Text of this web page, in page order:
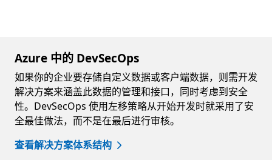
Azure 中的 DevSecOps
如果你的企业要存储自定义数据或客户端数据，则需开发
解决方案来涵盖此数据的管理和接口，同时考虑到安全
性。DevSecOps 使用左移策略从开始开发时就采用了安
全最佳做法，而不是在最后进行审核。
查看解决方案体系结构